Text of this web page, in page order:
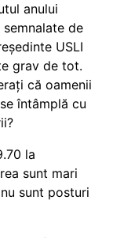
anului
de
USLI
grav de tot.
că oamenii
întâmplă cu
la
sunt mari
sunt posturi